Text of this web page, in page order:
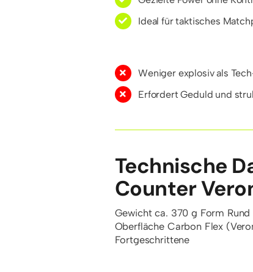
Ideal für taktisches
Weniger explosiv als
Erfordert Geduld und
Technische
Counter
Gewichtca. 370 g Form Rund
Oberfläche Carbon Flex
Fortgeschrittene